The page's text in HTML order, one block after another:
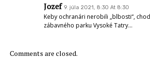
Jozef 9. júla 2021, 8:30 At 8:30
Keby ochranári nerobili „blbosti“,
zábavného parku Vysoké Tatry…
Comments are closed.